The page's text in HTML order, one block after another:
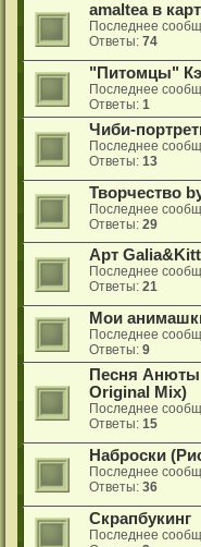
amaltea в
Последнее
Ответы: 74
"Питомцы"
Последнее
Ответы: 1
Чиби-
Последнее
Ответы: 13
Творчество
Последнее
Ответы: 29
Арт
Последнее
Ответы: 21
Мои
Последнее
Ответы: 9
Песня
Original Mix)
Последнее
Ответы: 15
Наброски
Последнее
Ответы: 36
Скрапбукинг
Последнее